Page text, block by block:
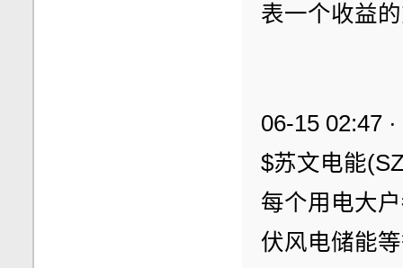
表一个收益
06-15 02:47
$苏文电能
每个用电大
伏风电储能